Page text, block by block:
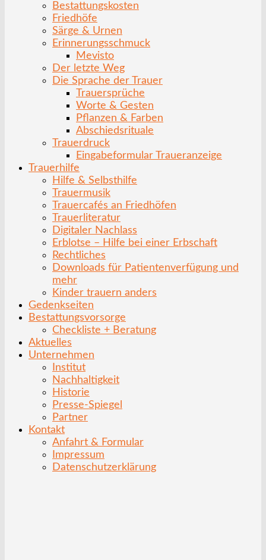
Bestattungskosten
Friedhöfe
Särge & Urnen
Erinnerungsschmuck
Mevisto
Der letzte Weg
Die Sprache der Trauer
Trauersprüche
Worte & Gesten
Pflanzen & Farben
Abschiedsrituale
Trauerdruck
Eingabeformular Traueranzeige
Trauerhilfe
Hilfe & Selbsthilfe
Trauermusik
Trauercafés an Friedhöfen
Trauerliteratur
Digitaler Nachlass
Erblotse – Hilfe bei einer Erbschaft
Rechtliches
Downloads für Patientenverfügung und
mehr
Kinder trauern anders
Gedenkseiten
Bestattungsvorsorge
Checkliste + Beratung
Aktuelles
Unternehmen
Institut
Nachhaltigkeit
Historie
Presse-Spiegel
Partner
Kontakt
Anfahrt & Formular
Impressum
Datenschutzerklärung